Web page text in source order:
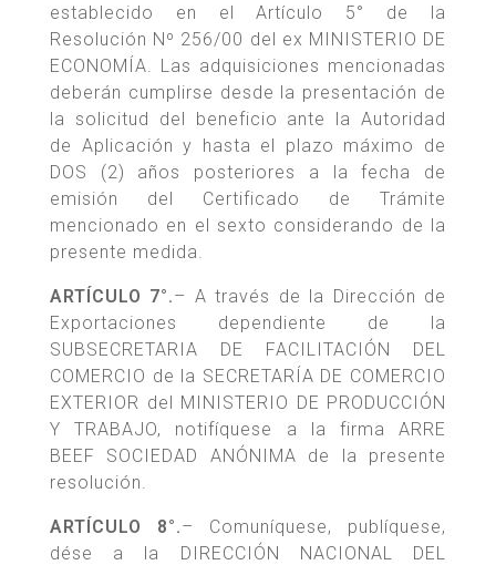
establecido en el Artículo 5° de la
Resolución Nº 256/00 del ex MINISTERIO DE
ECONOMÍA. Las adquisiciones mencionadas
deberán cumplirse desde la presentación de
la solicitud del beneficio ante la Autoridad
de Aplicación y hasta el plazo máximo de
DOS (2) años posteriores a la fecha de
emisión del Certificado de Trámite
mencionado en el sexto considerando de la
presente medida.
ARTÍCULO 7°.– A través de la Dirección de
Exportaciones dependiente de la
SUBSECRETARIA DE FACILITACIÓN DEL
COMERCIO de la SECRETARÍA DE COMERCIO
EXTERIOR del MINISTERIO DE PRODUCCIÓN
Y TRABAJO, notifíquese a la firma ARRE
BEEF SOCIEDAD ANÓNIMA de la presente
resolución.
ARTÍCULO 8°.– Comuníquese, publíquese,
dése a la DIRECCIÓN NACIONAL DEL